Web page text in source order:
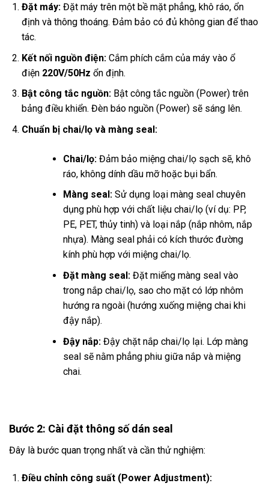
Đặt máy:Đặt máy trên một bề mặt phẳng, khô ráo, ổn
định và thông thoáng. Đảm bảo có đủ không gian để thao
tác.
Kết nối nguồn điện:Cắm phích cắm của máy vào ổ
điện 220V/50Hz ổn định.
Bật công tắc nguồn:Bật công tắc nguồn (Power) trên
bảng điều khiển. Đèn báo nguồn (Power) sẽ sáng lên.
Chuẩn bị chai/lọ và màng seal:
Chai/lọ:Đảm bảo miệng chai/lọ sạch sẽ, khô
ráo, không dính dầu mỡ hoặc bụi bẩn.
Màng seal:Sử dụng loại màng seal chuyên
dụng phù hợp với chất liệu chai/lọ (ví dụ: PP,
PE, PET, thủy tinh) và loại nắp (nắp nhôm, nắp
nhựa). Màng seal phải có kích thước đường
kính phù hợp với miệng chai/lọ.
Đặt màng seal:Đặt miếng màng seal vào
trong nắp chai/lọ, sao cho mặt có lớp nhôm
hướng ra ngoài (hướng xuống miệng chai khi
đậy nắp).
Đậy nắp:Đậy chặt nắp chai/lọ lại. Lớp màng
seal sẽ nằm phẳng phiu giữa nắp và miệng
chai.
Bước 2: Cài đặt thông số dán seal
Đây là bước quan trọng nhất và cần thử nghiệm:
Điều chỉnh công suất (Power Adjustment):